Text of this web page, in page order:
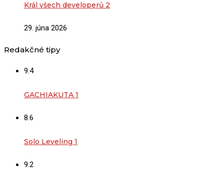
Král všech developerů 2
29. júna 2026
Redakčné tipy
9.4
GACHIAKUTA 1
8.6
Solo Leveling 1
9.2